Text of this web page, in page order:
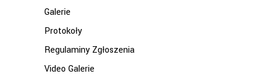
Galerie
Protokoły
Regulaminy Zgłoszenia
Video Galerie